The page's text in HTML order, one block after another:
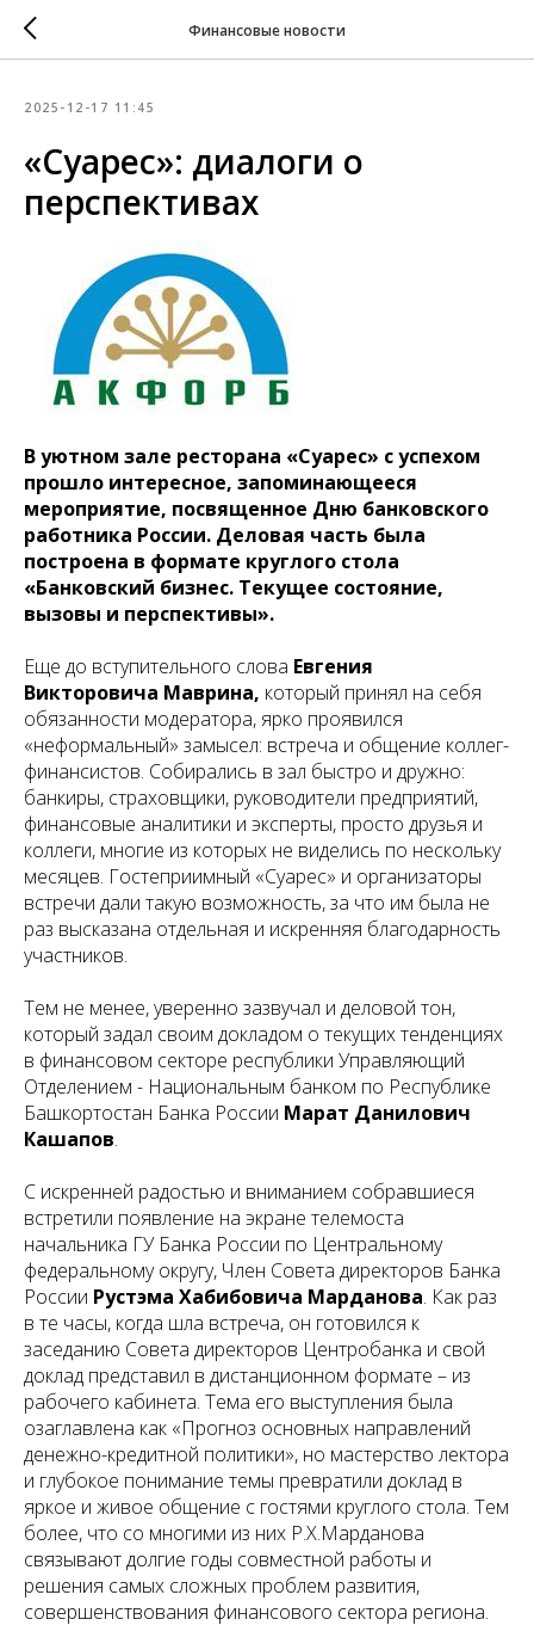
Финансовые новости
2025-12-17 11:45
«Суарес»: диалоги о
перспективах
В уютном зале ресторана «Суарес» с успехом
прошло интересное, запоминающееся
мероприятие, посвященное Дню банковского
работника России. Деловая часть была
построена в формате круглого стола
«Банковский бизнес. Текущее состояние,
вызовы и перспективы».
Еще до вступительного слова Евгения
Викторовича Маврина, который принял на себя
обязанности модератора, ярко проявился
«неформальный» замысел: встреча и общение коллег-
финансистов. Собирались в зал быстро и дружно:
банкиры, страховщики, руководители предприятий,
финансовые аналитики и эксперты, просто друзья и
коллеги, многие из которых не виделись по нескольку
месяцев. Гостеприимный «Суарес» и организаторы
встречи дали такую возможность, за что им была не
раз высказана отдельная и искренняя благодарность
участников.
Тем не менее, уверенно зазвучал и деловой тон,
который задал своим докладом о текущих тенденциях
в финансовом секторе республики Управляющий
Отделением - Национальным банком по Республике
Башкортостан Банка России Марат Данилович
Кашапов.
С искренней радостью и вниманием собравшиеся
встретили появление на экране телемоста
начальника ГУ Банка России по Центральному
федеральному округу, Член Совета директоров Банка
России Рустэма Хабибовича Марданова. Как раз
в те часы, когда шла встреча, он готовился к
заседанию Совета директоров Центробанка и свой
доклад представил в дистанционном формате – из
рабочего кабинета. Тема его выступления была
озаглавлена как «Прогноз основных направлений
денежно-кредитной политики», но мастерство лектора
и глубокое понимание темы превратили доклад в
яркое и живое общение с гостями круглого стола. Тем
более, что со многими из них Р.Х.Марданова
связывают долгие годы совместной работы и
решения самых сложных проблем развития,
совершенствования финансового сектора региона.